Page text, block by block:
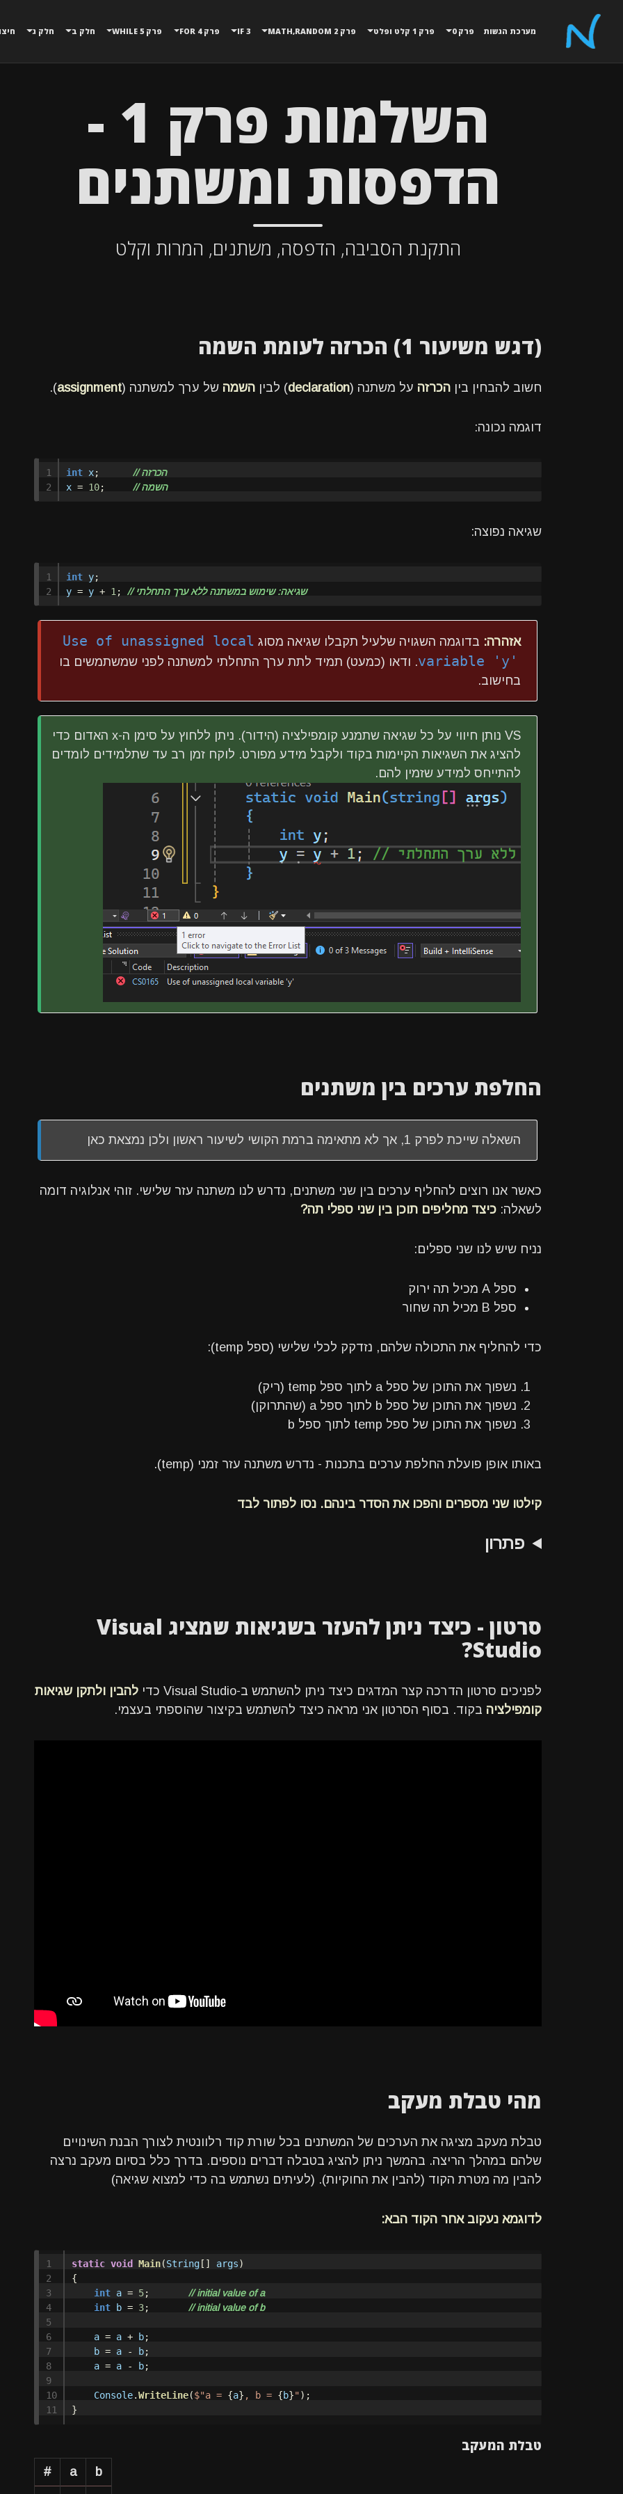
מערכת הגשות פרק 0 פרק 1 קלט ופלט פרק 2 MATH,RANDOM 3 IF פרק 4 FOR פרק 5 WHILE חלק ב חלק ג
השלמות פרק 1 -
הדפסות ומשתנים
התקנת הסביבה, הדפסה, משתנים, המרות וקלט
(דגש משיעור 1) הכרזה לעומת השמה
חשוב להבחין בין הכרזה על משתנה (declaration) לבין השמה של ערך למשתנה (assignment
).
דוגמה נכונה:
1
int x;
// הכרזה
x = 10; // השמה
שגיאה נפוצה:
1
int y;
y = y + 1 ; // שגיאה: שימוש במשתנה ללא ערך התחלתי
אזהרה: בדוגמה השגויה שלעיל תקבלו שגיאה מסוג Use of unassigned local
variable 'y'. ודאו (כמעט) תמיד לתת ערך התחלתי למשתנה לפני שמשתמשים בו
בחישוב.
VS נותן חיווי על כל שגיאה שתמנע קומפילציה (הידור). ניתן ללחוץ על סימן ה-x האדום כדי
להציג את השגיאות הקיימות בקוד ולקבל מידע מפורט. לוקח זמן רב עד שתלמידים לומדים
להתייחס למידע שזמין להם.
החלפת ערכים בין משתנים
השאלה שייכת לפרק 1, אך לא מתאימה ברמת הקושי לשיעור ראשון ולכן נמצאת כאן
כאשר אנו רוצים להחליף ערכים בין שני משתנים, נדרש לנו משתנה עזר שלישי. זוהי אנלוגיה דומה
לשאלה: כיצד מחליפים תוכן בין שני ספלי תה?
נניח שיש לנו שני ספלים:
ספל A מכיל תה ירוק
ספל B מכיל תה שחור
כדי להחליף את התכולה שלהם, נזדקק לכלי שלישי (ספל temp):
נשפוך את התוכן של ספל a לתוך ספל temp (ריק)
נשפוך את התוכן של ספל b לתוך ספל a (שהתרוקן)
נשפוך את התוכן של ספל temp לתוך ספל b
באותו אופן פועלת החלפת ערכים בתכנות - נדרש משתנה עזר זמני (temp).
קילטו שני מספרים והפכו את הסדר בינהם. נסו לפתור לבד
פתרון
סרטון - כיצד ניתן להעזר בשגיאות שמציג Visual
Studio?
לפניכים סרטון הדרכה קצר המדגים כיצד ניתן להשתמש ב-Visual Studio כדי
להבין ולתקן שגיאות
קומפילציה בקוד. בסוף הסרטון אני מראה כיצד להשתמש בקיצור שהוספתי בעצמי.
מהי טבלת מעקב
טבלת מעקב מציגה את הערכים של המשתנים בכל שורת קוד רלוונטית לצורך הבנת השינויים
שלהם במהלך הריצה. בהמשך ניתן להציג בטבלה דברים נוספים. בדרך כלל בסיום מעקב נרצה
להבין מה מטרת הקוד (להבין את החוקיות). (לעיתים נשתמש בה כדי למצוא שגיאה)
לדוגמא נעקוב אחר הקוד הבא:
1
2
3
4
5
6
7
8
9
10
static void Main(String[] args)
{
int a = 5;
// initial value of a
int
b = 3; // initial value of b
a = a + b;
b = a - b;
a = a - b;
Console.WriteLine($"a = {a} , b = {b}");
}
טבלת המעקב
# a
b